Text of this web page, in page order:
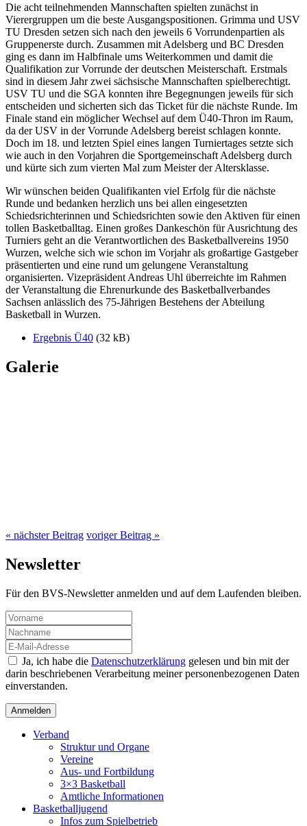
Die acht teilnehmenden Mannschaften spielten zunächst in
Vierergruppen um die beste Ausgangspositionen. Grimma und USV
TU Dresden setzen sich nach den jeweils 6 Vorrundenpartien als
Gruppenerste durch. Zusammen mit Adelsberg und BC Dresden
ging es dann im Halbfinale ums Weiterkommen und damit die
Qualifikation zur Vorrunde der deutschen Meisterschaft. Erstmals
sind in diesem Jahr zwei sächsische Mannschaften spielberechtigt.
USV TU und die SGA konnten ihre Begegnungen jeweils für sich
entscheiden und sicherten sich das Ticket für die nächste Runde. Im
Finale stand ein möglicher Wechsel auf dem Ü40-Thron im Raum,
da der USV in der Vorrunde Adelsberg bereist schlagen konnte.
Doch im 18. und letzten Spiel eines langen Turniertages setzte sich
wie auch in den Vorjahren die Sportgemeinschaft Adelsberg durch
und kürte sich zum vierten Mal zum Meister der Altersklasse.
Wir wünschen beiden Qualifikanten viel Erfolg für die nächste
Runde und bedanken herzlich uns bei allen eingesetzten
Schiedsrichterinnen und Schiedsrichten sowie den Aktiven für einen
tollen Basketballtag. Einen großes Dankeschön für Ausrichtung des
Turniers geht an die Verantwortlichen des Basketballvereins 1950
Wurzen, welche sich wie schon im Vorjahr als großartige Gastgeber
präsentierten und eine rund um gelungene Veranstaltung
organisierten. Vizepräsident Andreas Uhl überreichte im Rahmen
der Veranstaltung die Ehrenurkunde des Basketballverbandes
Sachsen anlässlich des 75-Jährigen Bestehens der Abteilung
Basketball in Wurzen.
Ergebnis Ü40 (32 kB)
Galerie
« nächster Beitrag voriger Beitrag »
Newsletter
Für den BVS-Newsletter anmelden und auf dem Laufenden bleiben.
Ja, ich habe die Datenschutzerklärung gelesen und bin mit der
darin beschriebenen Verarbeitung meiner personenbezogenen Daten
einverstanden.
Verband
Struktur und Organe
Vereine
Aus- und Fortbildung
3×3 Basketball
Amtliche Informationen
Basketballjugend
Infos zum Spielbetrieb